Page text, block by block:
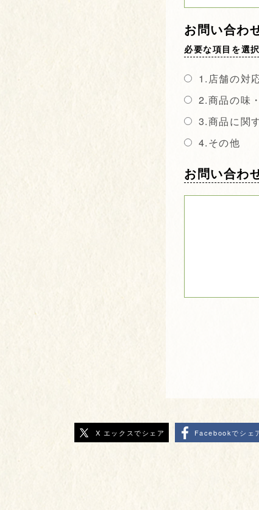
お問い合わ
必要な項目を選
1.店舗の対
2.商品の味
3.商品に関
4.その他
お問い合わ
X エックスでシェア Facebookでシェ